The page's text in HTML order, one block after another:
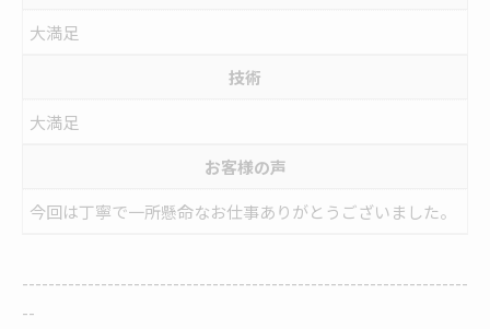
大満足
技術
大満足
お客様の声
今回は丁寧で一所懸命なお仕事ありがとうございました。
--------------------------------------------------------------------
--